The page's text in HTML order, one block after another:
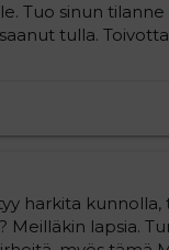
Tuo sinun
tulla.
harkita
Meilläkin lapsia.